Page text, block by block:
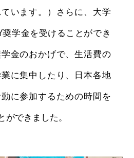
います。）さらに、大学
奨学金を受けることができ
金のおかげで、生活費の
に集中したり、日本各地
に参加するための時間を
できました。